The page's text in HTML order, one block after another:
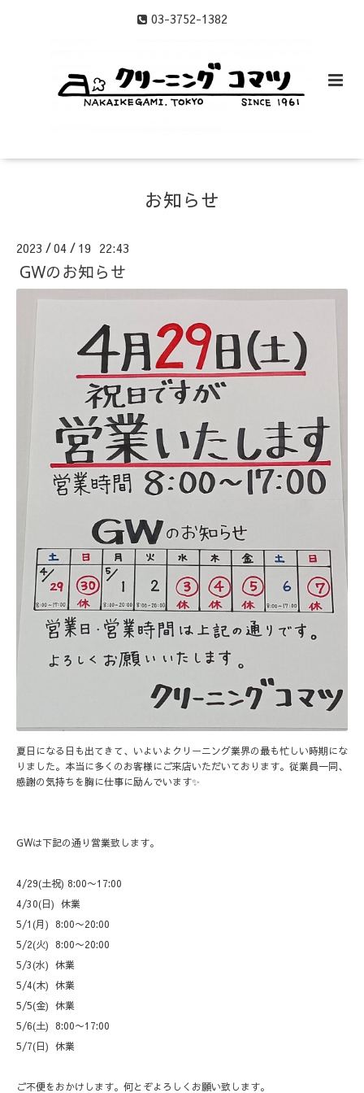
03-3752-1382
お知らせ
2023 /04 / 19 22:43
GWのお知らせ
夏日になる日も出てきて、いよいよクリーニング業界の最も忙しい時期にな
りました。本当に多くのお客様にご来店いただいております。従業員一同、
感謝の気持ちを胸に仕事に励んでいます✨
GWは下記の通り営業致します。
4/29(土祝) 8:00〜17:00
4/30(日) 休業
5/1(月) 8:00〜20:00
5/2(火) 8:00〜20:00
5/3(水) 休業
5/4(木) 休業
5/5(金) 休業
5/6(土) 8:00〜17:00
5/7(日) 休業
ご不便をおかけします。何とぞよろしくお願い致します。